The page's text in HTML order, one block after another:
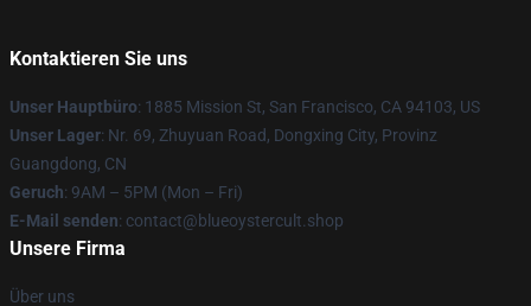
Kontaktieren Sie uns
Unser Hauptbüro: 1885 Mission St, San Francisco, CA 94103, US
Unser Lager: Nr. 69, Zhuyuan Road, Dongxing City, Provinz
Guangdong, CN
Geruch: 9AM – 5PM (Mon – Fri)
E-Mail senden: contact@blueoystercult.shop
Unsere Firma
Über uns